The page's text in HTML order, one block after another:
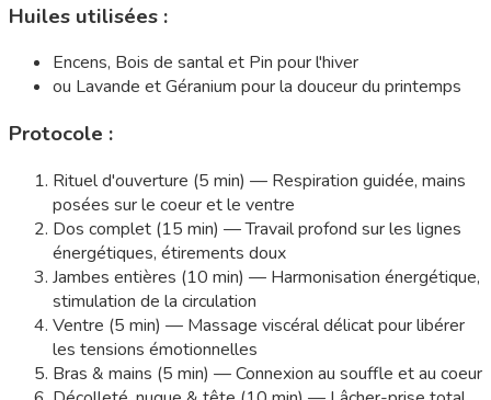
Huiles utilisées :
Encens, Bois de santal et Pin pour l'hiver
ou Lavande et Géranium pour la douceur du printemps
Protocole :
Rituel d'ouverture (5 min) — Respiration guidée, mains
posées sur le coeur et le ventre
Dos complet (15 min) — Travail profond sur les lignes
énergétiques, étirements doux
Jambes entières (10 min) — Harmonisation énergétique,
stimulation de la circulation
Ventre (5 min) — Massage viscéral délicat pour libérer
les tensions émotionnelles
Bras & mains (5 min) — Connexion au souffle et au coeur